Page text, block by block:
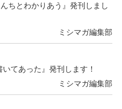
ちとわかりあう』発刊しまし
ミシマガ編集部
てあった』発刊します！
ミシマガ編集部